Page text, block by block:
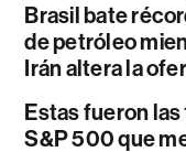
Brasil bate
de petróleo
Irán altera la
Estas fueron
S&P 500 que